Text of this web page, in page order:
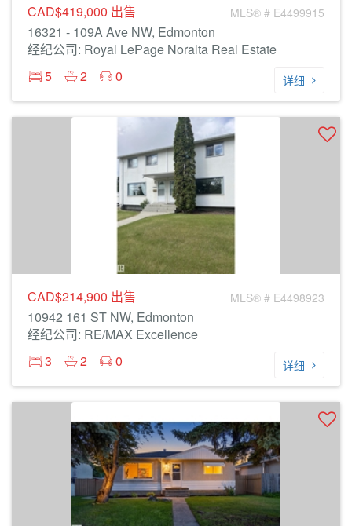
CAD$419,000 出售 MLS® # E4499915
16321 - 109A Ave NW, Edmonton
经纪公司: Royal LePage Noralta Real Estate
5
2 0 详细
CAD$214,900 出售 MLS® # E4498923
10942 161 ST NW, Edmonton
经纪公司: RE/MAX Excellence
3
2 0 详细